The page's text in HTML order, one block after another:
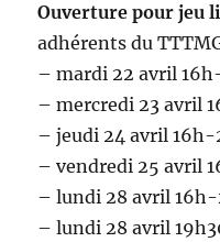
Ouverture pour jeu
adhérents du
– mardi 22 avril
– mercredi 23 avril
– jeudi 24 avril 16h-
– vendredi 25 avril
– lundi 28 avril 16h-
– lundi 28 avril